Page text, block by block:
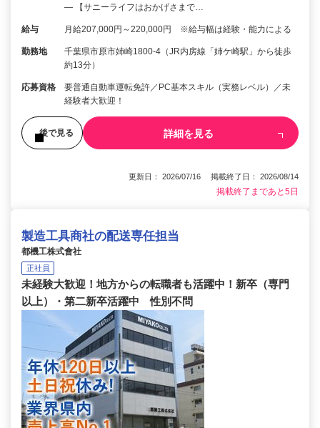
― 【サニーライフはおかげさまで…
給与 月給207,000円～220,000円 ※給与幅は経験・能力による
勤務地
千葉県市原市姉崎1800-4（JR内房線「姉ケ崎駅」から徒歩
約13分）
応募資格
要普通自動車運転免許／PC基本スキル（実務レベル）／未
経験者大歓迎！
後で見る 詳細を見る
更新日： 2026/07/16 掲載終了日： 2026/08/14
掲載終了まであと5日
製造工具商社の配送専任担当
都機工株式會社
正社員
未経験大歓迎！地方からの転職者も活躍中！新卒（専門
以上）・第二新卒活躍中 性別不問